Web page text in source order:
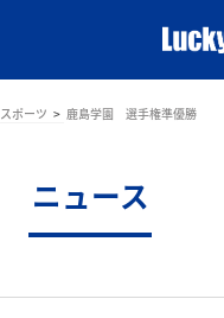
スポーツ 鹿島学園 選手権準優勝
ニュース